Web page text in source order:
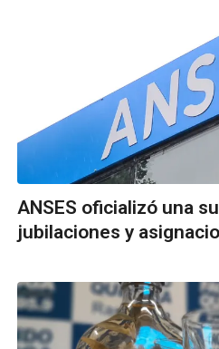
ANSES oficializó una
jubilaciones y